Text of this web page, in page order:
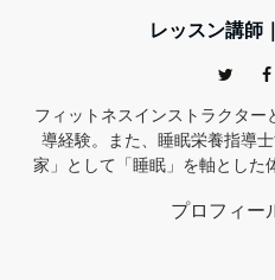
レッスン講師
フィットネスインストラクタ
導経験。また、睡眠栄養指導
家」として「睡眠」を軸とした
プロフィー